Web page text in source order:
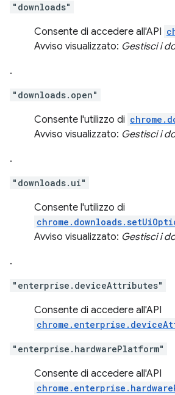
"downloads"
Consente di accedere all'API
Avviso visualizzato: Gestisci i
.
"downloads.open"
Consente l'utilizzo di
Avviso visualizzato: Gestisci i
.
"downloads.ui"
Consente l'utilizzo di
Avviso visualizzato: Gestisci i
.
"enterprise.deviceAttributes"
Consente di accedere all'API
"enterprise.hardwarePlatform"
Consente di accedere all'API